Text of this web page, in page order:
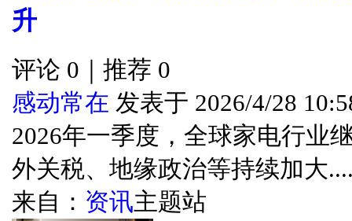
升
评论 0｜推荐 0
感动常在 发表于 2026/4/28
2026年一季度，全球家电行业
外关税、地缘政治等持续加大
来自： 资讯主题站